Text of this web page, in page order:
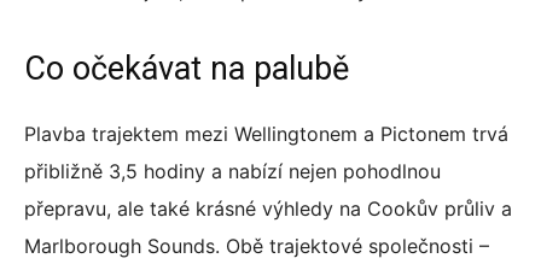
Co očekávat na palubě
Plavba trajektem mezi Wellingtonem a Pictonem trvá
přibližně 3,5 hodiny a nabízí nejen pohodlnou
přepravu, ale také krásné výhledy na Cookův průliv a
Marlborough Sounds. Obě trajektové společnosti –